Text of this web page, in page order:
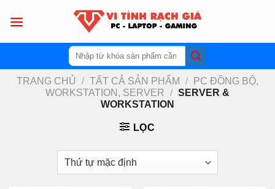
Tìm
kiếm:
TRANG CHỦ / TẤT CẢ SẢN PHẨM /
PC ĐỒNG BỘ,
WORKSTATION, SERVER / SERVER &
WORKSTATION
LỌC